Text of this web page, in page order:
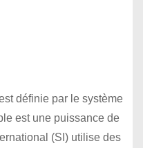
définie par le système
est une puissance de
(SI) utilise des